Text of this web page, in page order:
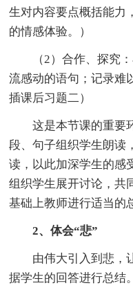
生对内容要点概括能力
的情感体验。）
（2）合作、探究
流感动的语句；记录
插课后习题二）
这是本节课的重要
段、句子组织学生朗读
读，以此加深学生的感
组织学生展开讨论，共
基础上教师进行适当的
2、体会“悲”
由伟大引入到悲，
据学生的回答进行总结